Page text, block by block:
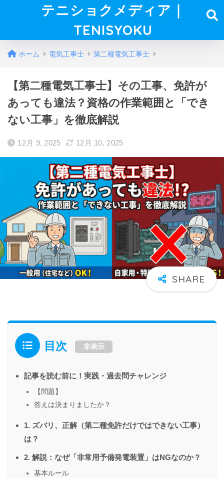
テニショクメディア｜
TENISYOKU
ホーム 電気工事士 第二種電気工事士
【第二種電気工事士】その工事、免許が
あっても違法？資格の作業範囲と「でき
ない工事」を徹底解説
12月 9, 2025 12月 10, 2025
目次 非表示
記事を読む前に！実践・過去問チャレンジ
【問題】
答えは決まりましたか？
1. ズバリ、正解（第二種免許だけではできない工事）
は？
2. 解説：なぜ「非常用予備発電装置」はNGなのか？
基本ルール